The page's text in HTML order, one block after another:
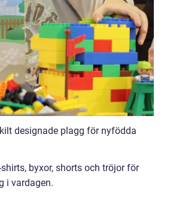
designade plagg för nyfödda
byxor, shorts och tröjor för
i vardagen.